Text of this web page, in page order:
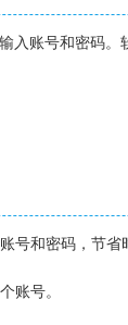
入账号和密码。
号和密码，节省
账号。